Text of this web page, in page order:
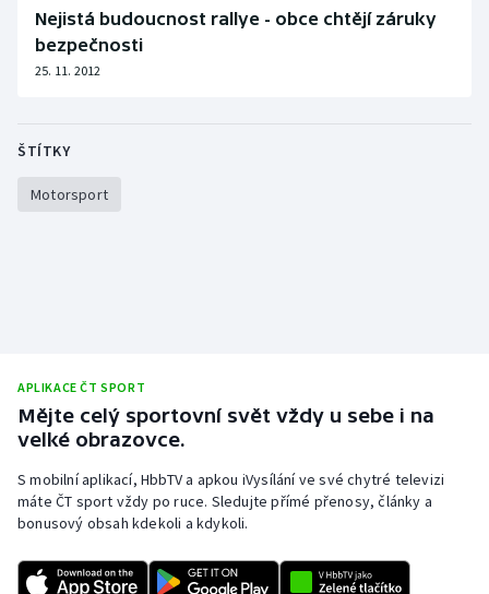
Nejistá budoucnost rallye - obce chtějí záruky
bezpečnosti
25. 11. 2012
ŠTÍTKY
Motorsport
APLIKACE ČT SPORT
Mějte celý sportovní svět vždy u sebe i na
velké obrazovce.
S mobilní aplikací, HbbTV a apkou iVysílání ve své chytré televizi
máte ČT sport vždy po ruce. Sledujte přímé přenosy, články a
bonusový obsah kdekoli a kdykoli.